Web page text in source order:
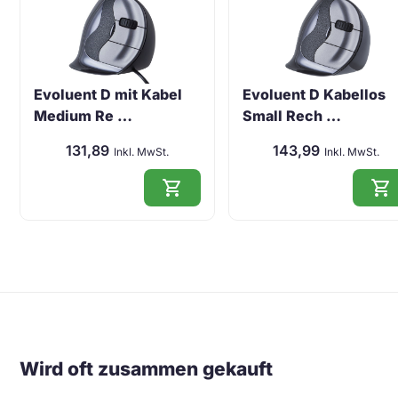
Evoluent D mit Kabel
Medium Re …
131,89 Inkl. MwSt.
shopping_cart
Evoluent D Kabellos
Small Rech …
143,99 Inkl. MwSt.
shopping_cart
Wird oft zusammen gekauft